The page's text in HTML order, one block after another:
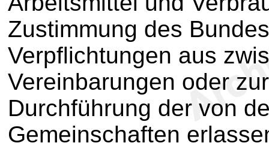
Zustimmung des
Verpflichtungen aus
Vereinbarungen oder
Durchführung der von
Gemeinschaften